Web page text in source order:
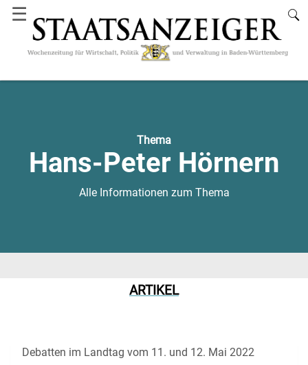
☰
Thema
Hans-Peter Hörnern
Alle Informationen zum Thema
ARTIKEL
Debatten im Landtag vom 11. und 12. Mai 2022